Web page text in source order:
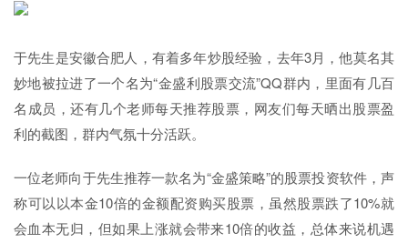
于先生是安徽合肥人，有着多年炒股经验，去年3月，他莫名其
妙地被拉进了一个名为“金盛利股票交流”QQ群内，里面有几百
名成员，还有几个老师每天推荐股票，网友们每天晒出股票盈
利的截图，群内气氛十分活跃。
一位老师向于先生推荐一款名为“金盛策略”的股票投资软件，声
称可以以本金10倍的金额配资购买股票，虽然股票跌了10%就
会血本无归，但如果上涨就会带来10倍的收益，总体来说机遇